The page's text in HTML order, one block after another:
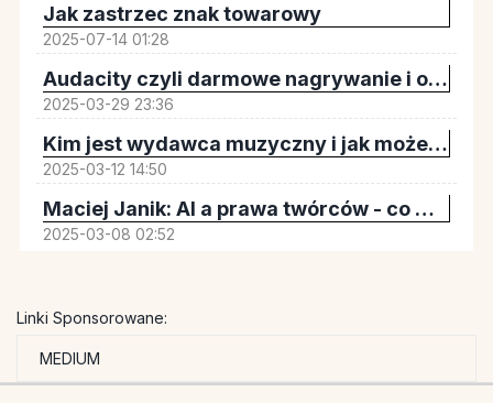
Jak zastrzec znak towarowy
2025-07-14 01:28
Audacity czyli darmowe nagrywanie i obróbka dźwięku
2025-03-29 23:36
Kim jest wydawca muzyczny i jak może odmienić Twoją karierę? | Ania Laskowska Sony Music Publishing ZAiKS Akademia
2025-03-12 14:50
Maciej Janik: AI a prawa twórców - co musisz wiedzieć? Wywiad z prawnikiem | ZAiKS Akademia
2025-03-08 02:52
Linki Sponsorowane:
MEDIUM